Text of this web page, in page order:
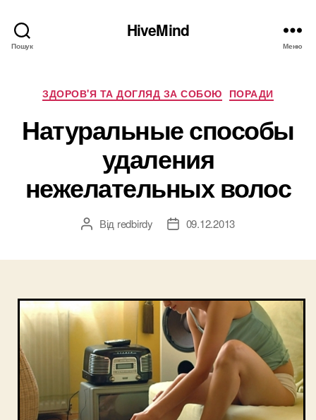
Пошук
HiveMind
Меню
Категорії
ЗДОРОВ'Я ТА ДОГЛЯД ЗА СОБОЮ ПОРАДИ
Натуральные способы
удаления
нежелательных волос
Автор
Від redbirdy
Дата09.12.2013